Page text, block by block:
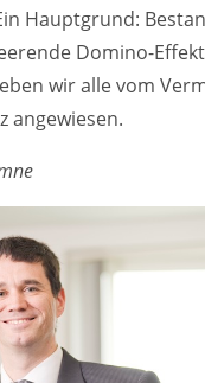
Hauptgrund:
Domino-
wir alle vom
angewiesen.